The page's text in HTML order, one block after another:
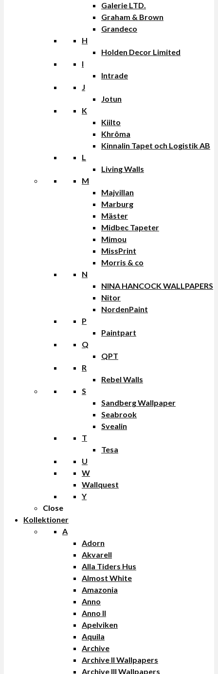
Galerie LTD.
Graham & Brown
Grandeco
H
Holden Decor Limited
I
Intrade
J
Jotun
K
Kiilto
Khrôma
Kinnalin Tapet och Logistik AB
L
Living Walls
M
Majvillan
Marburg
Mäster
Midbec Tapeter
Mimou
MissPrint
Morris & co
N
NINA HANCOCK WALLPAPERS
Nitor
NordenPaint
P
Paintpart
Q
QPT
R
Rebel Walls
S
Sandberg Wallpaper
Seabrook
Svealin
T
Tesa
U
W
Wallquest
Y
Close
Kollektioner
A
Adorn
Akvarell
Alla Tiders Hus
Almost White
Amazonia
Anno
Anno II
Apelviken
Aquila
Archive
Archive II Wallpapers
Archive III Wallpapers